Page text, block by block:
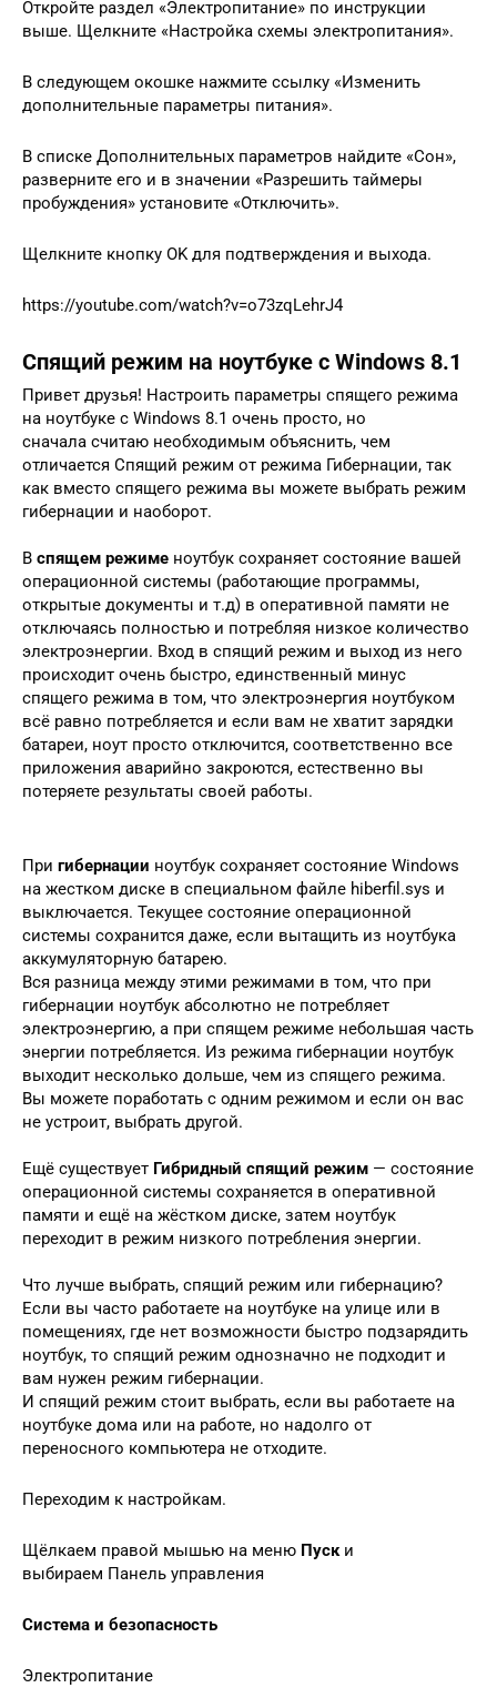
Откройте раздел «Электропитание» по инструкции
выше. Щелкните «Настройка схемы электропитания».
В следующем окошке нажмите ссылку «Изменить
дополнительные параметры питания».
В списке Дополнительных параметров найдите «Сон»,
разверните его и в значении «Разрешить таймеры
пробуждения» установите «Отключить».
Щелкните кнопку OK для подтверждения и выхода.
https://youtube.com/watch?v=o73zqLehrJ4
Спящий режим на ноутбуке с Windows 8.1
Привет друзья! Настроить параметры спящего режима
на ноутбуке с Windows 8.1 очень просто, но
сначала считаю необходимым объяснить, чем
отличается Спящий режим от режима Гибернации, так
как вместо спящего режима вы можете выбрать режим
гибернации и наоборот.
В спящем режиме ноутбук сохраняет состояние вашей
операционной системы (работающие программы,
открытые документы и т.д) в оперативной памяти не
отключаясь полностью и потребляя низкое количество
электроэнергии. Вход в спящий режим и выход из него
происходит очень быстро, единственный минус
спящего режима в том, что электроэнергия ноутбуком
всё равно потребляется и если вам не хватит зарядки
батареи, ноут просто отключится, соответственно все
приложения аварийно закроются, естественно вы
потеряете результаты своей работы.
При гибернации ноутбук сохраняет состояние Windows
на жестком диске в специальном файле hiberfil.sys и
выключается. Текущее состояние операционной
системы сохранится даже, если вытащить из ноутбука
аккумуляторную батарею.
Вся разница между этими режимами в том, что при
гибернации ноутбук абсолютно не потребляет
электроэнергию, а при спящем режиме небольшая часть
энергии потребляется. Из режима гибернации ноутбук
выходит несколько дольше, чем из спящего режима.
Вы можете поработать с одним режимом и если он вас
не устроит, выбрать другой.
Ещё существует Гибридный спящий режим — состояние
операционной системы сохраняется в оперативной
памяти и ещё на жёстком диске, затем ноутбук
переходит в режим низкого потребления энергии.
Что лучше выбрать, спящий режим или гибернацию?
Если вы часто работаете на ноутбуке на улице или в
помещениях, где нет возможности быстро подзарядить
ноутбук, то спящий режим однозначно не подходит и
вам нужен режим гибернации.
И спящий режим стоит выбрать, если вы работаете на
ноутбуке дома или на работе, но надолго от
переносного компьютера не отходите.
Переходим к настройкам.
Щёлкаем правой мышью на меню Пуск и
выбираем Панель управления
Система и безопасность
Электропитание